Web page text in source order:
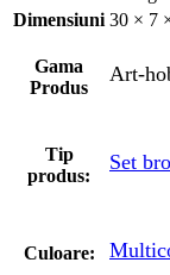
Dimensiuni 30 × 7
Gama
Produs
Art-
Tip
produs:
Set
Culoare: